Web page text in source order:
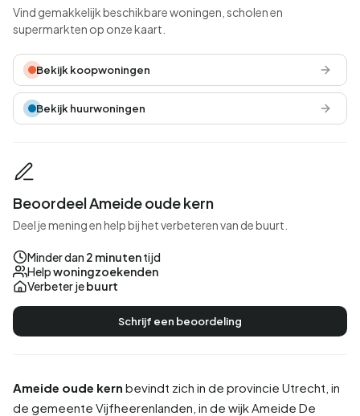
Ameide oude kern bevindt zich in de provincie Utrecht , in
de gemeente Vijfheerenlanden , in de wijkAmeide De
Vind gemakkelijk beschikbare woningen, scholen en
supermarkten op onze kaart.
Bekijk koopwoningen
Bekijk huurwoningen
Beoordeel Ameide oude kern
Deel je mening en help bij het verbeteren van de buurt.
Minder dan 2 minutentijd
Helpwoningzoekenden
Verbeter jebuurt
Schrijf een beoordeling